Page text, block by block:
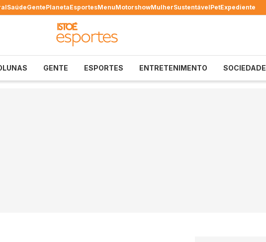
SaúdeGentePlanetaEsportesMenuMotorshowMulherSustentávelPetExpediente
GENTE ESPORTES ENTRETENIMENTO SOCIEDADE